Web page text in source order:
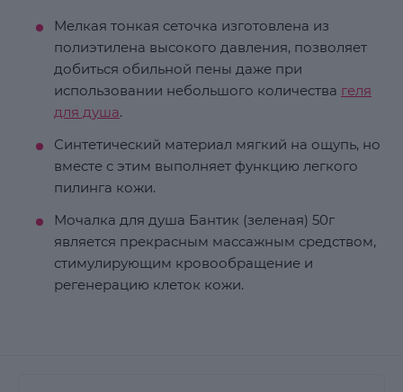
Мелкая тонкая сеточка изготовлена из
полиэтилена высокого давления, позволяет
добиться обильной пены даже при
использовании небольшого количества геля
для душа.
Синтетический материал мягкий на ощупь, но
вместе с этим выполняет функцию легкого
пилинга кожи.
Мочалка для душа Бантик (зеленая) 50г
является прекрасным массажным средством,
стимулирующим кровообращение и
регенерацию клеток кожи.